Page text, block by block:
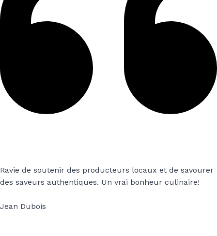
Ravie de soutenir des producteurs locaux et de savourer
des saveurs authentiques. Un vrai bonheur culinaire!
Jean Dubois